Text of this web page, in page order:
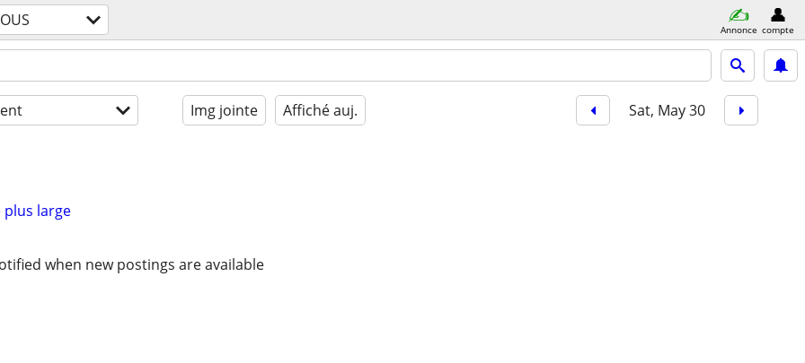
Annonce compte
Img jointe Affiché auj. Sat, May 30
plus large
when new postings are available